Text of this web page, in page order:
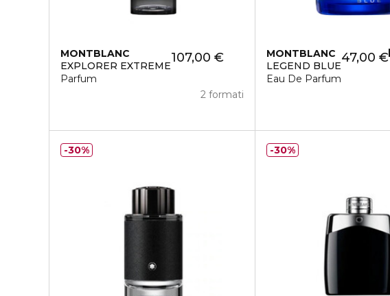
MONTBLANC
EXPLORER EXTREME
Parfum
107,00 €
2 formati
MONTBLANC
LEGEND BLUE
Eau De Parfum
47,00 €
30% 30%